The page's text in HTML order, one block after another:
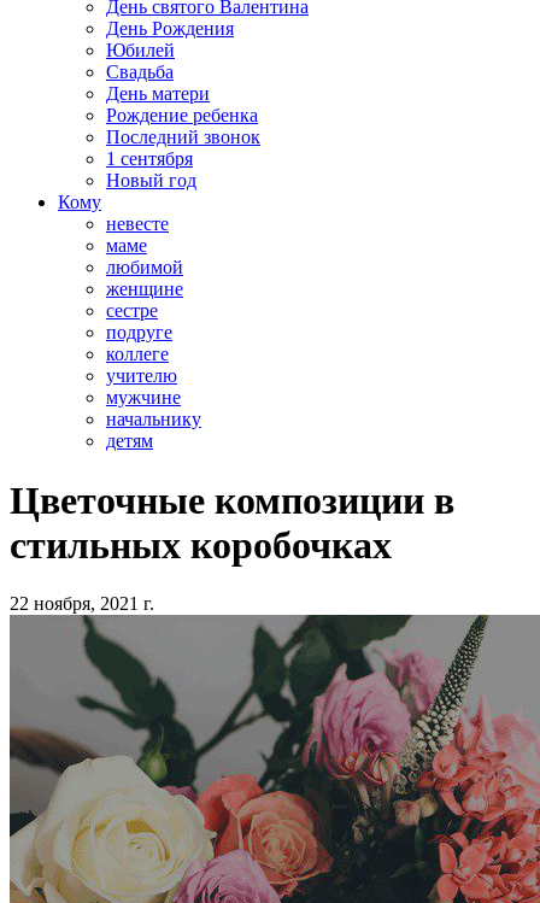
День святого Валентина
День Рождения
Юбилей
Свадьба
День матери
Рождение ребенка
Последний звонок
1 сентября
Новый год
Кому
невесте
маме
любимой
женщине
сестре
подруге
коллеге
учителю
мужчине
начальнику
детям
Цветочные композиции в
стильных коробочках
22 ноября, 2021 г.